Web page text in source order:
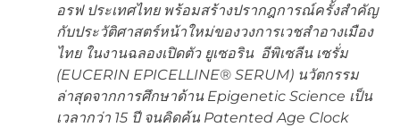
อรฟ ประเทศไทย พร้อมสร้างปรากฎการณ์ครั้งสำคัญ
กับประวัติศาสตร์หน้าใหม่ของวงการเวชสำอางเมือง
ไทย ในงานฉลองเปิดตัว ยูเซอริน อีพิเซลีน เซรั่ม
(EUCERIN EPICELLINE® SERUM) นวัตกรรม
ล่าสุดจากการศึกษาด้าน Epigenetic Science เป็น
เวลากว่า 15 ปี จนคิดค้น Patented Age Clock